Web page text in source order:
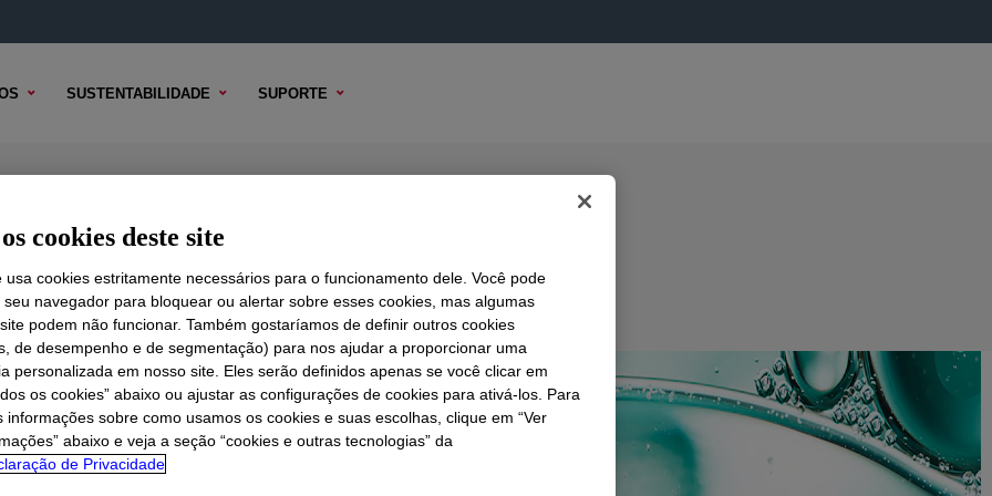
SUSTENTABILIDADE SUPORTE
TÉCNICO OPÇÕES DE AMOSTRA OPÇÕES DE COMPRA
cookies deste site
usa cookies estritamente necessários para o funcionamento dele. Você pode
navegador para bloquear ou alertar sobre esses cookies, mas algumas
podem não funcionar. Também gostaríamos de definir outros cookies
de desempenho e de segmentação) para nos ajudar a proporcionar uma
personalizada em nosso site. Eles serão definidos apenas se você clicar em
os cookies” abaixo ou ajustar as configurações de cookies para ativá-los. Para
informações sobre como usamos os cookies e suas escolhas, clique em “Ver
abaixo e veja a seção “cookies e outras tecnologias” da
de Privacidade